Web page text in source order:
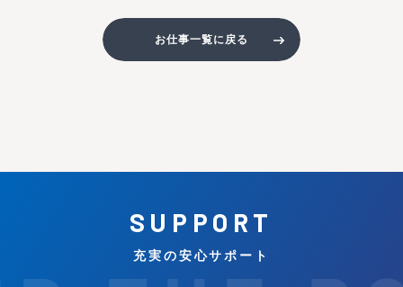
お仕事一覧に戻る
SUPPORT
充実の安心サポート